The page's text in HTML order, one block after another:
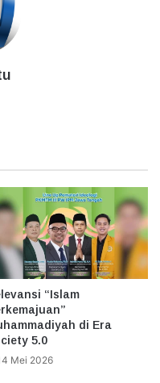
“Islam
di Era
5.0
Mei 2026